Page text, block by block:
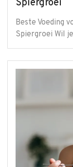
Spiergroei
Beste Voeding
Spiergroei Wil